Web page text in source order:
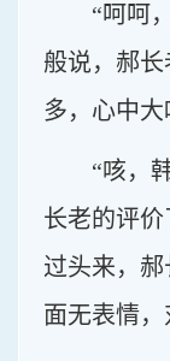
“呵呵
般说，郝
多，心中大
“咳，
长老的评
过头来，
面无表情，